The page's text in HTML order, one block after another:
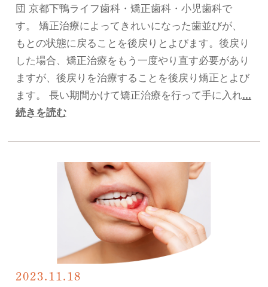
団 京都下鴨ライフ歯科・矯正歯科・小児歯科で
す。 矯正治療によってきれいになった歯並びが、
もとの状態に戻ることを後戻りとよびます。後戻り
した場合、矯正治療をもう一度やり直す必要があり
ますが、後戻りを治療することを後戻り矯正とよび
ます。 長い期間かけて矯正治療を行って手に入れ...
続きを読む
2023.11.18